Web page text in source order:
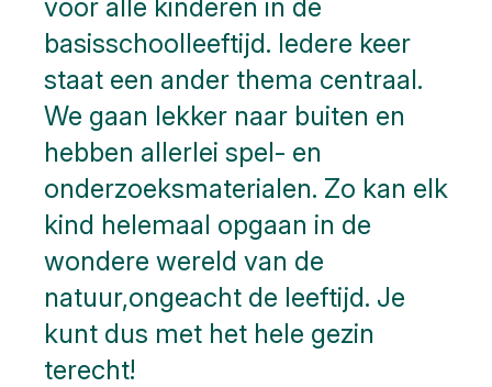
voor alle kinderen in de
basisschoolleeftijd. Iedere keer
staat een ander thema centraal.
We gaan lekker naar buiten en
hebben allerlei spel- en
onderzoeksmaterialen. Zo kan elk
kind helemaal opgaan in de
wondere wereld van de
natuur,ongeacht de leeftijd. Je
kunt dus met het hele gezin
terecht!